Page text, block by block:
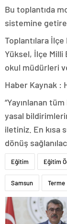
Bu toplantıda
sistemine
Toplantılara
Yüksel, İlçe
okul müdürleri
Haber Kaynak :
“Yayınlanan
yasal
iletiniz. En kısa
dönüş
Eğitim Eğitim
Samsun Terme